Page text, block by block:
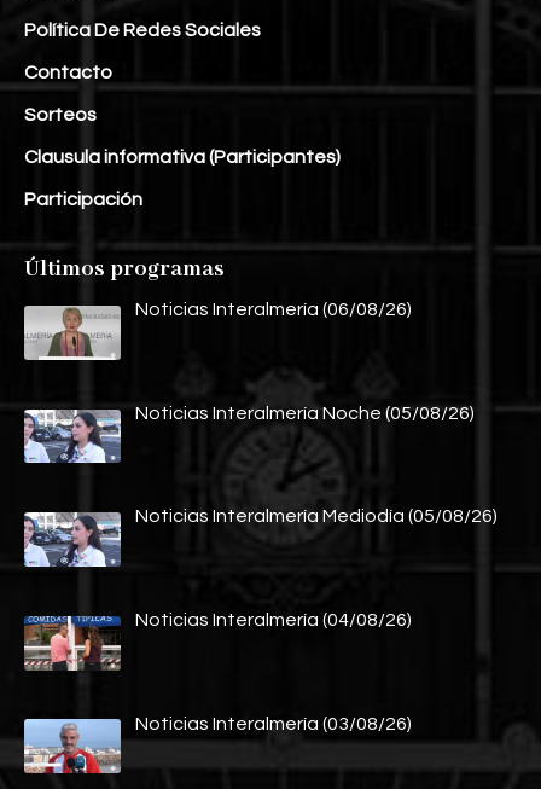
Política De Redes Sociales
Contacto
Sorteos
Clausula informativa (Participantes)
Participación
Últimos programas
Noticias Interalmería (06/08/26)
Noticias Interalmería Noche (05/08/26)
Noticias Interalmería Mediodía (05/08/26)
Noticias Interalmería (04/08/26)
Noticias Interalmería (03/08/26)